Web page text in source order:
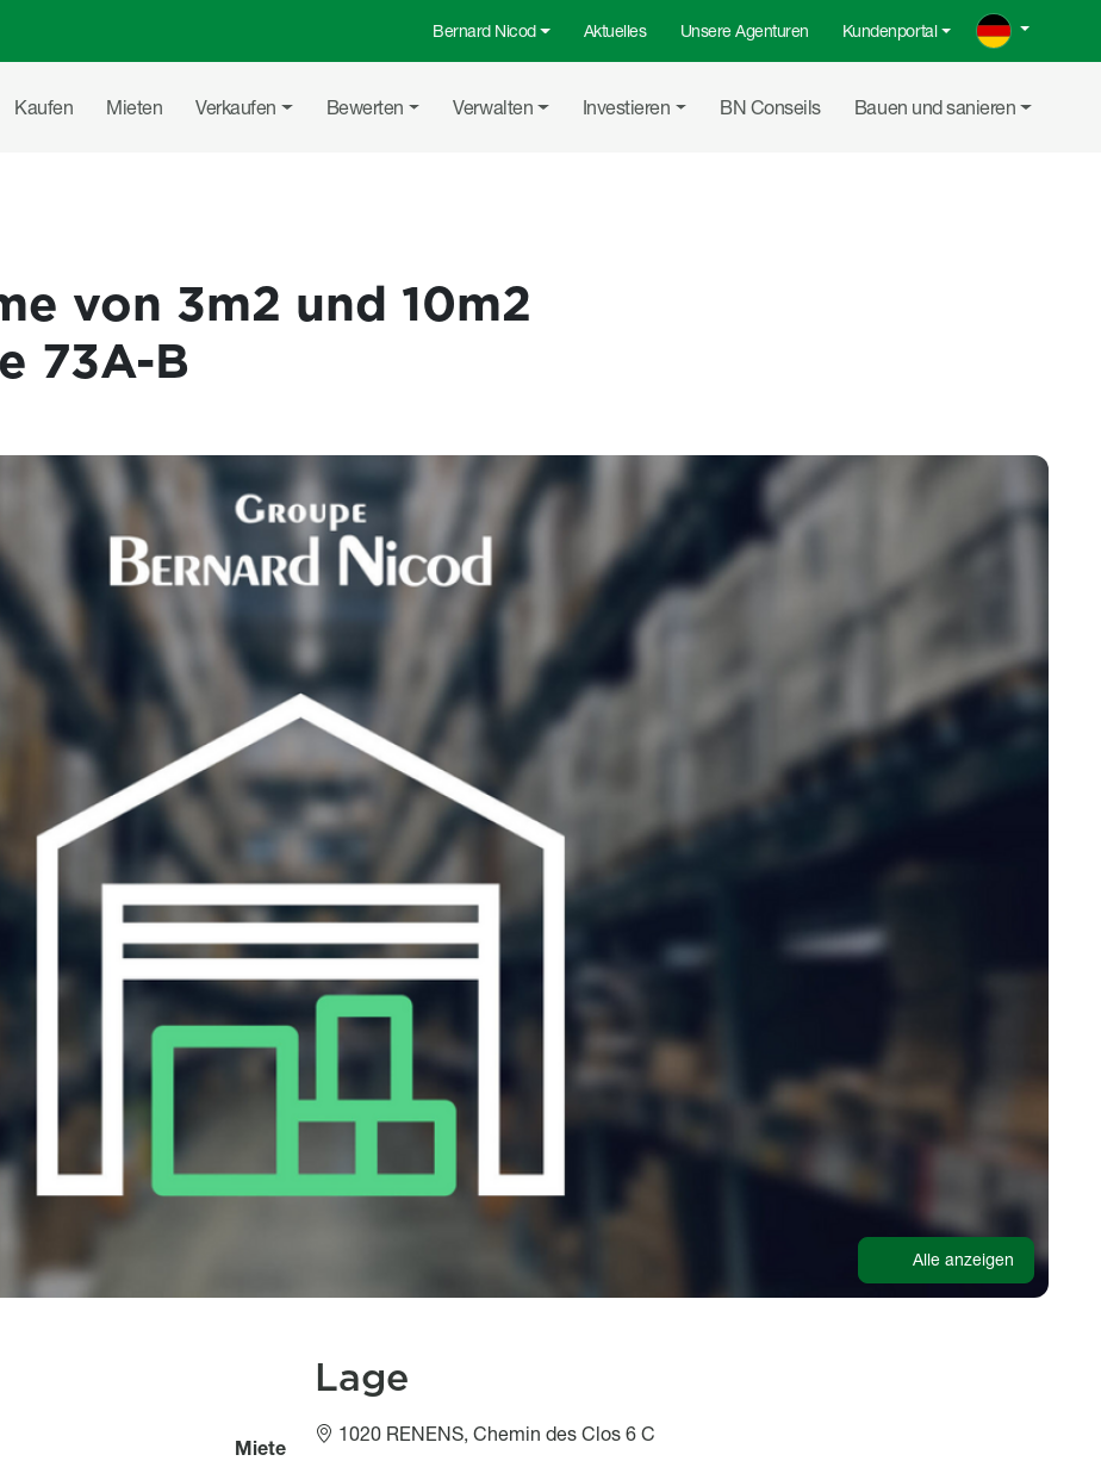
Top-Menü
Bernard Nicod Aktuelles Unsere Agenturen Kundenportal
Hauptnavigation
Kaufen Mieten Verkaufen Bewerten Verwalten Investieren BN Conseils Bauen und sanieren
von 3m2 und 10m2
73A-B
Alle anzeigen
Miete
Lage
1020 RENENS, Chemin des Clos 6 C